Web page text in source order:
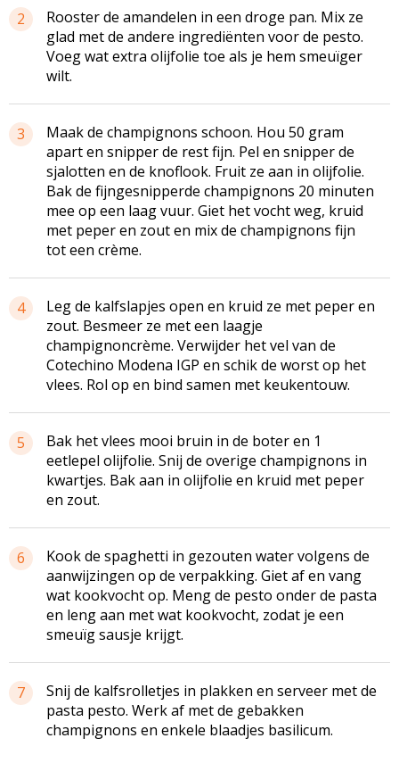
2
Rooster de amandelen in een droge pan. Mix ze
glad met de andere ingrediënten voor de pesto.
Voeg wat extra olijfolie toe als je hem smeuïger
wilt.
3
Maak de champignons schoon. Hou 50 gram
apart en snipper de rest fijn. Pel en snipper de
sjalotten en de knoflook. Fruit ze aan in olijfolie.
Bak de fijngesnipperde champignons 20 minuten
mee op een laag vuur. Giet het vocht weg, kruid
met peper en zout en mix de champignons fijn
tot een crème.
4
Leg de kalfslapjes open en kruid ze met peper en
zout. Besmeer ze met een laagje
champignoncrème. Verwijder het vel van de
Cotechino Modena IGP en schik de worst op het
vlees. Rol op en bind samen met keukentouw.
5
Bak het vlees mooi bruin in de boter en 1
eetlepel olijfolie. Snij de overige champignons in
kwartjes. Bak aan in olijfolie en kruid met peper
en zout.
6
Kook de spaghetti in gezouten water volgens de
aanwijzingen op de verpakking. Giet af en vang
wat kookvocht op. Meng de pesto onder de pasta
en leng aan met wat kookvocht, zodat je een
smeuïg sausje krijgt.
7
Snij de kalfsrolletjes in plakken en serveer met de
pasta pesto. Werk af met de gebakken
champignons en enkele blaadjes basilicum.